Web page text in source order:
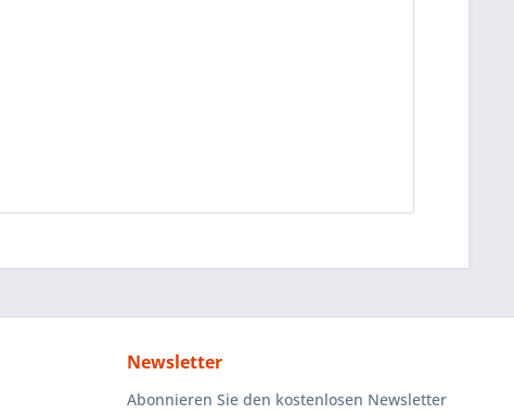
Newsletter
Abonnieren Sie den kostenlosen Newsletter